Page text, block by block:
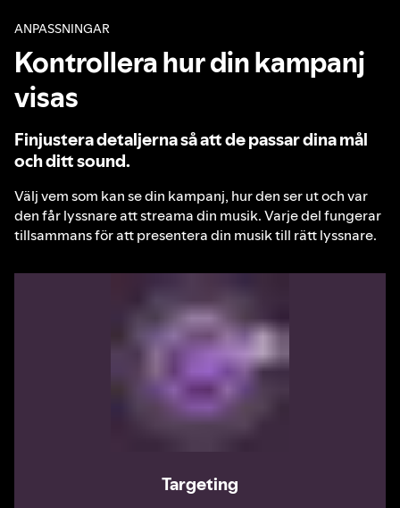
ANPASSNINGAR
Kontrollera hur din kampanj
visas
Finjustera detaljerna så att de passar dina mål
och ditt sound.
Välj vem som kan se din kampanj, hur den ser ut och var
den får lyssnare att streama din musik. Varje del fungerar
tillsammans för att presentera din musik till rätt lyssnare.
Targeting